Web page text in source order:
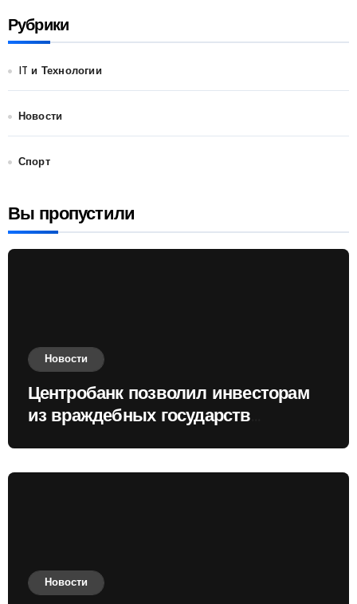
Рубрики
IT и Технологии
Новости
Спорт
Вы пропустили
Новости
Центробанк позволил инвесторам
из враждебных государств
Новости